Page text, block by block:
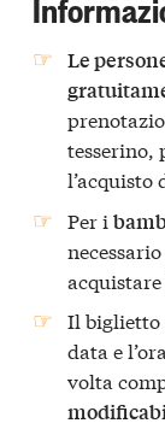
Le
tesserino,
Per i
Il biglietto
data e
volta